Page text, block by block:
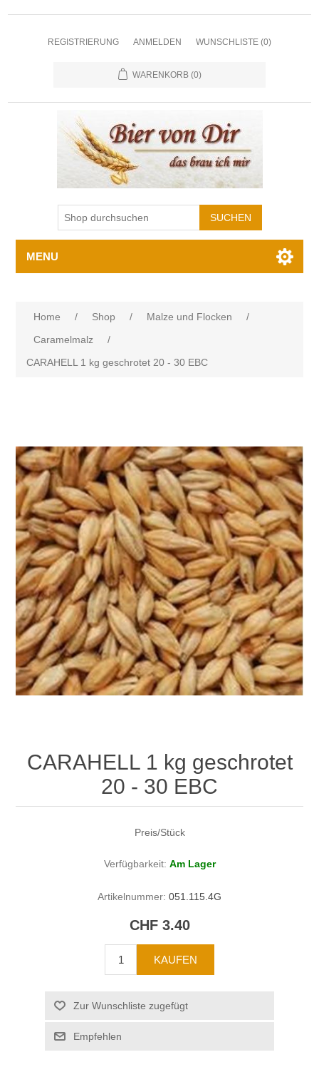
REGISTRIERUNG ANMELDEN WUNSCHLISTE (0)
WARENKORB (0)
MENU
Home / Shop / Malze und Flocken
/
Caramelmalz
/
CARAHELL 1 kg geschrotet 20 - 30 EBC
CARAHELL 1 kg geschrotet
20 - 30 EBC
Preis/Stück
Verfügbarkeit: Am Lager
Artikelnummer: 051.115.4G
CHF 3.40